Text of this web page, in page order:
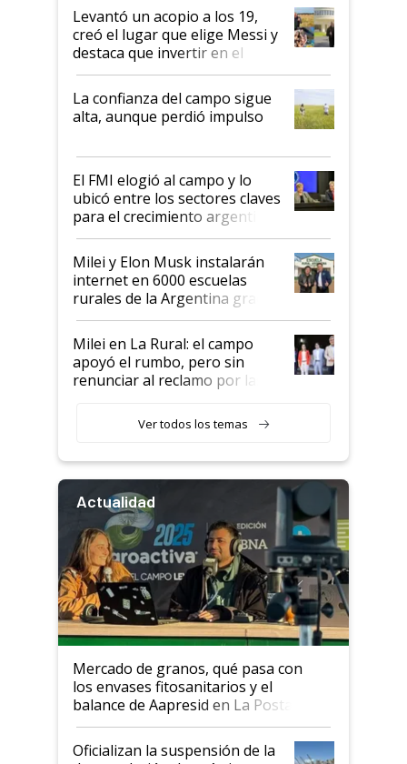
Levantó un acopio a los 19,
creó el lugar que elige Messi y
destaca que invertir en el
kirchnerismo era como "darle
plata a un hijo para droga":
Juan Félix Rossetti, el libertario
que de una dura crisis salió
de Milei
La confianza del campo sigue
alta, aunque perdió impulso
El FMI elogió al campo y lo
ubicó entre los sectores claves
para el crecimiento argentino
Milei y Elon Musk instalarán
internet en 6000 escuelas
rurales de la Argentina gracias
a un acuerdo con Starlink
Milei en La Rural: el campo
apoyó el rumbo, pero sin
renunciar al reclamo por las
Ver todos los temas
Actualidad
Mercado de granos, qué pasa con
los envases fitosanitarios y el
balance de Aapresid en La Posta
Oficializan la suspensión de la